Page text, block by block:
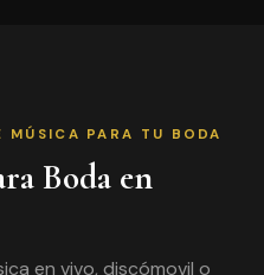
MÚSICA PARA TU BODA
Boda en
en vivo, discómovil o